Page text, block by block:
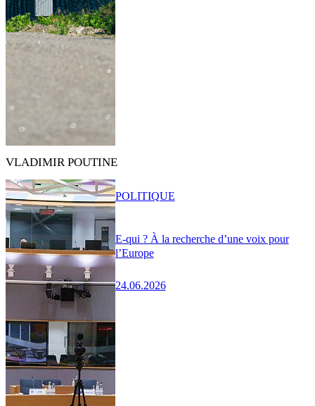
VLADIMIR POUTINE
E-qui ? À la recherche d’une voix pour
l’Europe
24.06.2026
POLITIQUE